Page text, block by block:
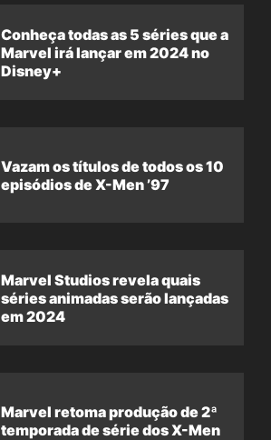
Conheça todas as 5 séries que a
Marvel irá lançar em 2024 no
Disney+
Vazam os títulos de todos os 10
episódios de X-Men ’97
Marvel Studios revela quais
séries animadas serão lançadas
em 2024
Marvel retoma produção de 2ª
temporada de série dos X-Men